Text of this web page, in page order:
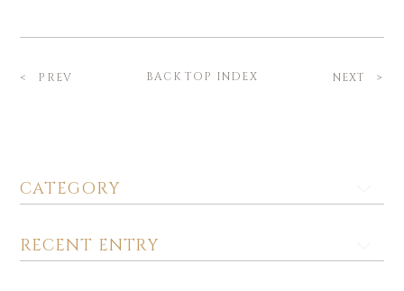
CATEGORY
RECENT ENTRY
PREV BACK TOP INDEX NEXT